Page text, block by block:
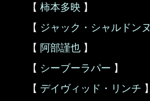
【 柿本多映 】
【 ジャック・シャルドンヌ
【 阿部謹也 】
【 シーブーラパー 】
【 デイヴィッド・リンチ 】